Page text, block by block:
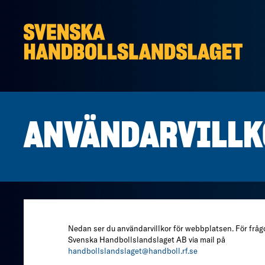
Nedan ser du användarvillkor för webbplatsen. För
Svenska Handbollslandslaget AB via mail på
handbollslandslaget@handboll.rf.se